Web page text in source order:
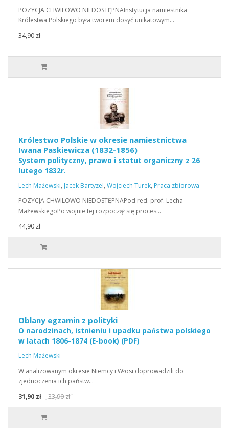
POZYCJA CHWILOWO NIEDOSTĘPNAInstytucja namiestnika
Królestwa Polskiego była tworem dosyć unikatowym…
34,90 zł
Królestwo Polskie w okresie namiestnictwa
Iwana Paskiewicza (1832-1856)
System polityczny, prawo i statut organiczny z 26
lutego 1832r.
Lech Mażewski, Jacek Bartyzel, Wojciech Turek, Praca zbiorowa
POZYCJA CHWILOWO NIEDOSTĘPNAPod red. prof. Lecha
MażewskiegoPo wojnie tej rozpoczął się proces…
44,90 zł
Oblany egzamin z polityki
O narodzinach, istnieniu i upadku państwa polskiego
w latach 1806-1874 (E-book) (PDF)
Lech Mażewski
W analizowanym okresie Niemcy i Włosi doprowadzili do
zjednoczenia ich państw…
31,90 zł
33,90 zł